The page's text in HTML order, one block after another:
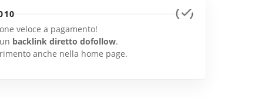
veloce a pagamento!
backlink diretto dofollow.
anche nella home page.